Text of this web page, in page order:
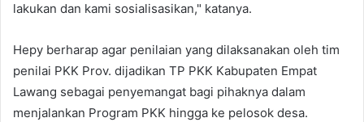
lakukan dan kami sosialisasikan," katanya.
Hepy berharap agar penilaian yang dilaksanakan oleh tim
penilai PKK Prov. dijadikan TP PKK Kabupaten Empat
Lawang sebagai penyemangat bagi pihaknya dalam
menjalankan Program PKK hingga ke pelosok desa.